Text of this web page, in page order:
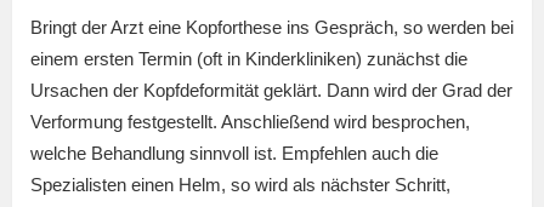
Bringt der Arzt eine Kopforthese ins Gespräch, so werden bei
einem ersten Termin (oft in Kinderkliniken) zunächst die
Ursachen der Kopfdeformität geklärt. Dann wird der Grad der
Verformung festgestellt. Anschließend wird besprochen,
welche Behandlung sinnvoll ist. Empfehlen auch die
Spezialisten einen Helm, so wird als nächster Schritt,